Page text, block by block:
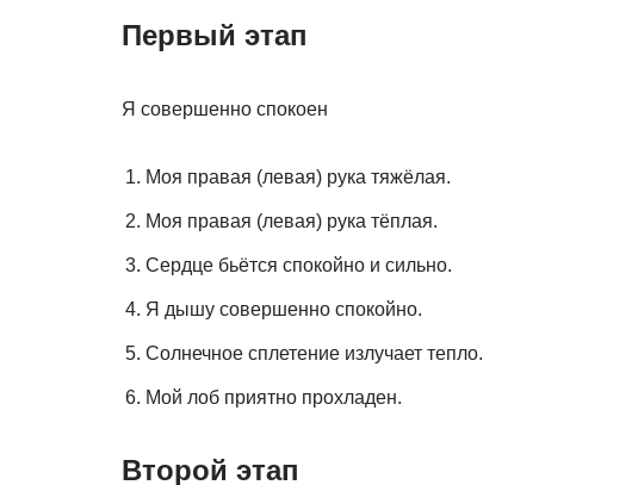
Первый этап
Я совершенно спокоен
Моя правая (левая) рука тяжёлая.
Моя правая (левая) рука тёплая.
Сердце бьётся спокойно и сильно.
Я дышу совершенно спокойно.
Солнечное сплетение излучает тепло.
Мой лоб приятно прохладен.
Второй этап